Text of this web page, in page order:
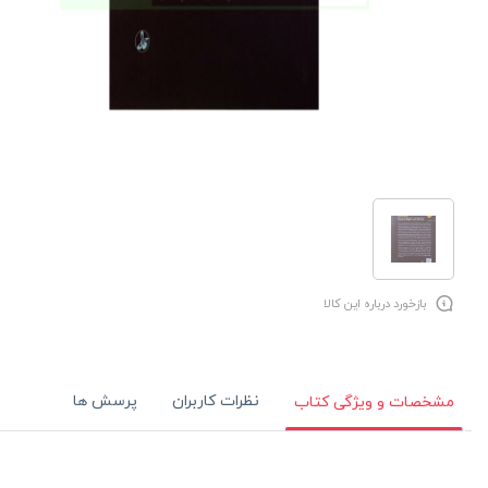
بازخورد درباره این کالا
مشخصات و ویژگی کتاب نظرات کاربران پرسش ها